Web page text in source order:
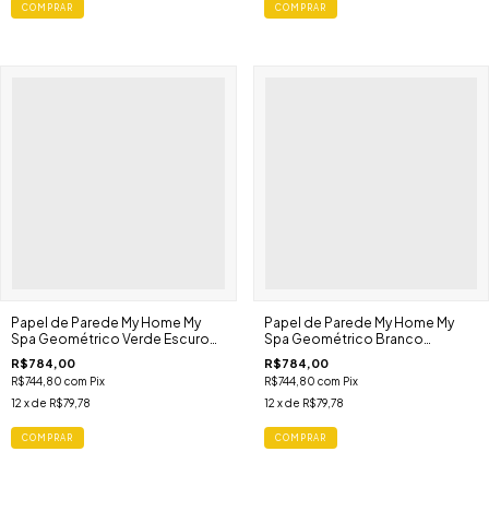
Spa Geométrico Verde Escuro
Dourado Art Déco 386993
R$784,00
R$744,80com
12 x deR$79,78
Spa Geométrico Branco
Dourado Art Déco 386992
R$784,00
R$744,80com
12x deR$79,78